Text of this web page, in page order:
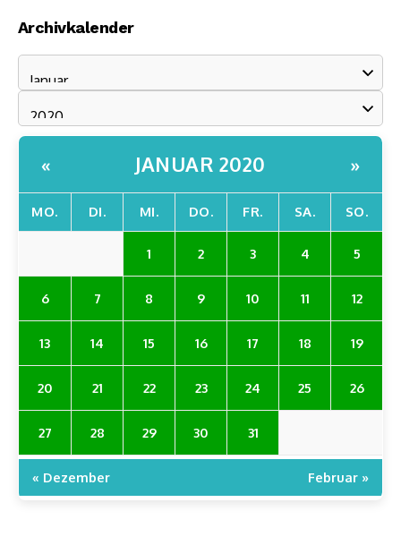
Archivkalender
« JANUAR 2020 »
MO. DI. MI. DO. FR. SA. SO.
1 2 3 4 5
6 7 8 9 10 11 12
13 14 15 16 17 18 19
20 21 22 23 24 25 26
27 28 29 30 31
« Dezember Februar »